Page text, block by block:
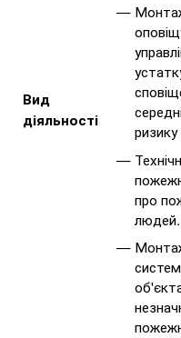
Вид
діяльності
про
людей.